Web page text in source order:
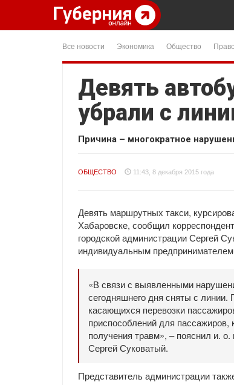
Все новости Экономика Общество
Девять
убрали с
Причина – многократное
ОБЩЕСТВО 11:43, 8 декабря 2015 года
Девять маршрутных такси,
Хабаровске, сообщил
городской администрации Сергей
индивидуальным
«В связи с выявленными
сегодняшнего дня сняты с
касающихся перевозки
приспособлений для
получения травм», – пояснил и.
Сергей Суковатый.
Представитель администрации